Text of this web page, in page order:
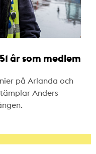
år som medlem
på Arlanda och
Anders